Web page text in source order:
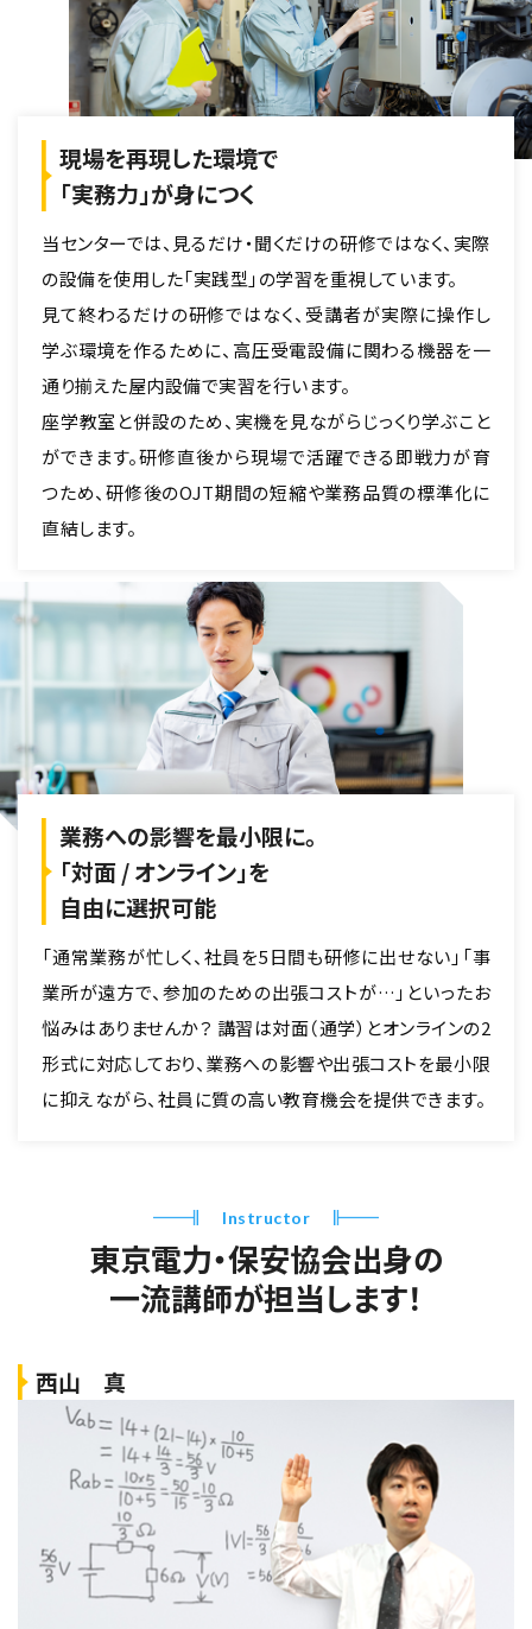
現場を再現した環境で
「実務力」が身につく
当センターでは、見るだけ・聞くだけの研修ではなく、実際
の設備を使用した「実践型」の学習を重視しています。
見て終わるだけの研修ではなく、受講者が実際に操作し
学ぶ環境を作るために、高圧受電設備に関わる機器を一
通り揃えた屋内設備で実習を行います。
座学教室と併設のため、実機を見ながらじっくり学ぶこと
ができます。研修直後から現場で活躍できる即戦力が育
つため、研修後のOJT期間の短縮や業務品質の標準化に
直結します。
業務への影響を最小限に。
「対面 / オンライン」を
自由に選択可能
「通常業務が忙しく、社員を5日間も研修に出せない」「事
業所が遠方で、参加のための出張コストが…」といったお
悩みはありませんか？ 講習は対面（通学）とオンラインの2
形式に対応しており、業務への影響や出張コストを最小限
に抑えながら、社員に質の高い教育機会を提供できます。
Instructor
東京電力・保安協会出身の
一流講師が担当します！
西山 真